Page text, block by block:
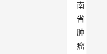
南
省
肿
瘤